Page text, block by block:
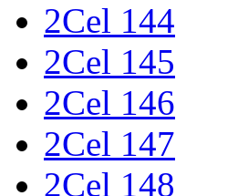
2Cel 144
2Cel 145
2Cel 146
2Cel 147
2Cel 148